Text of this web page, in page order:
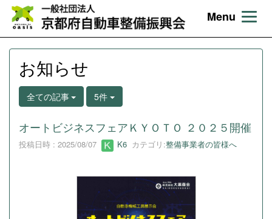
Menu
お知らせ
全ての記事 5件
オートビジネスフェアＫＹＯＴＯ ２０２５開催
投稿日時 : 2025/08/07 K6 カテゴリ:整備事業者の皆様へ